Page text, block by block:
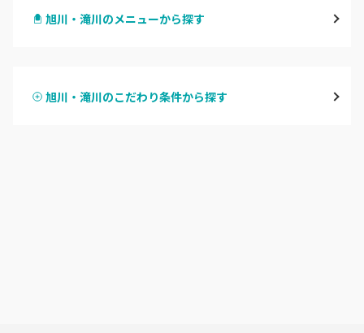
北区・東区
旭川・滝川のメニューから探す
ハンドスカルプ
旭川・滝川のこだわり条件から探す